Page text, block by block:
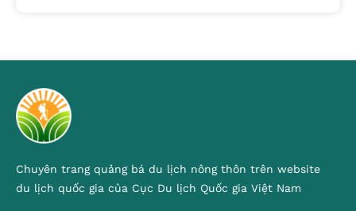
Chuyên trang quảng bá du lịch nông thôn trên website
du lịch quốc gia của Cục Du lịch Quốc gia Việt Nam